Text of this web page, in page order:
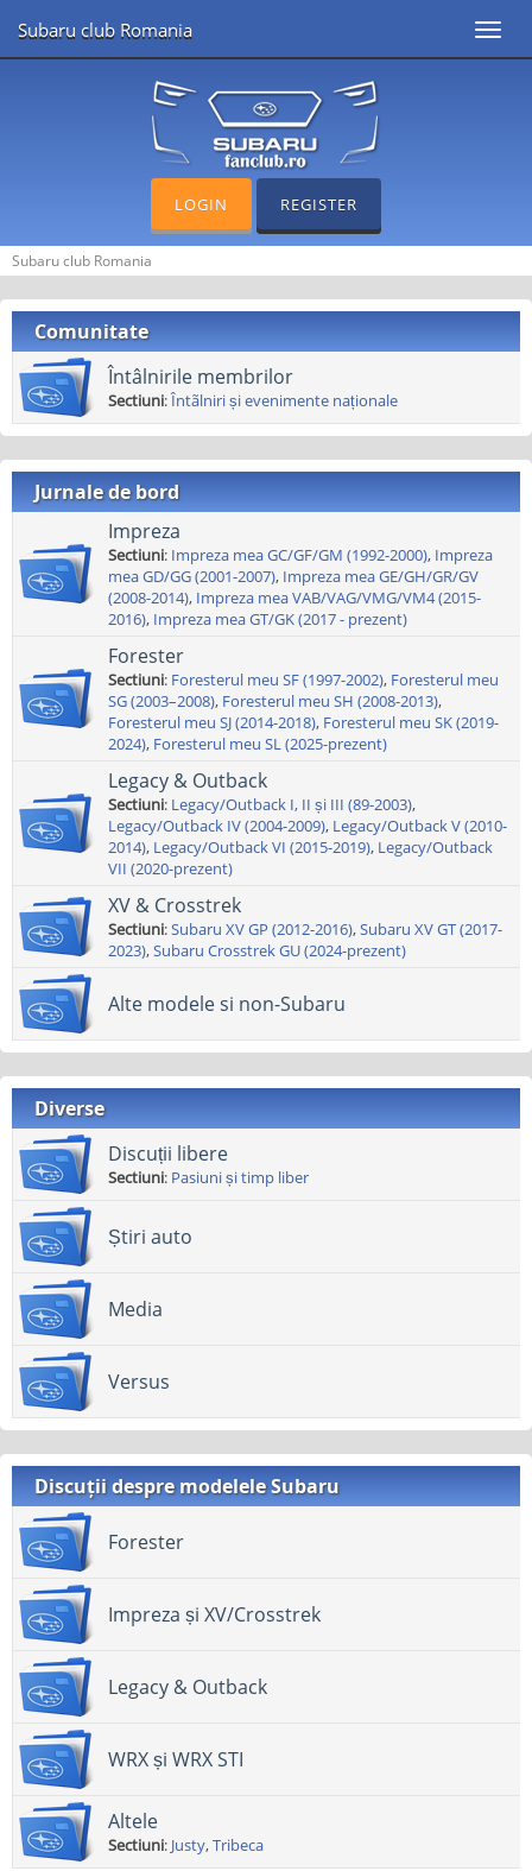
Subaru club Romania
LOGIN REGISTER
Subaru club Romania
Comunitate
Întâlnirile membrilor
Sectiuni:Întãlniri și evenimente naționale
Jurnale de bord
Impreza
Sectiuni: Impreza mea GC/GF/GM (1992-2000), Impreza
mea GD/GG (2001-2007), Impreza mea GE/GH/GR/GV
(2008-2014), Impreza mea VAB/VAG/VMG/VM4 (2015-
2016), Impreza mea GT/GK (2017 - prezent)
Forester
Sectiuni: Foresterul meu SF (1997-2002), Foresterul meu
SG (2003–2008), Foresterul meu SH (2008-2013),
Foresterul meu SJ (2014-2018), Foresterul meu SK (2019-
2024), Foresterul meu SL (2025-prezent)
Legacy & Outback
Sectiuni: Legacy/Outback I, II și III (89-2003),
Legacy/Outback IV (2004-2009), Legacy/Outback V (2010-
2014), Legacy/Outback VI (2015-2019), Legacy/Outback
VII (2020-prezent)
XV & Crosstrek
Sectiuni:Subaru XV GP (2012-2016),Subaru XV GT (2017-
2023),Subaru Crosstrek GU (2024-prezent)
Alte modele si non-Subaru
Diverse
Discuții libere
Sectiuni: Pasiuni și timp liber
Știri auto
Media
Versus
Discuții despre modelele Subaru
Forester
Impreza și XV/Crosstrek
Legacy & Outback
WRX și WRX STI
Altele
Sectiuni: Justy,Tribeca